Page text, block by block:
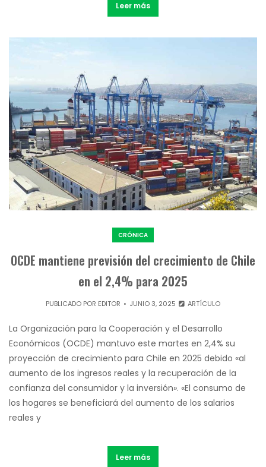
Leer más
CRÓNICA
OCDE mantiene previsión del crecimiento de Chile
en el 2,4% para 2025
PUBLICADO POR EDITOR JUNIO 3, 2025 ARTÍCULO
La Organización para la Cooperación y el Desarrollo
Económicos (OCDE) mantuvo este martes en 2,4% su
proyección de crecimiento para Chile en 2025 debido «al
aumento de los ingresos reales y la recuperación de la
confianza del consumidor y la inversión». «El consumo de
los hogares se beneficiará del aumento de los salarios
reales y
Leer más